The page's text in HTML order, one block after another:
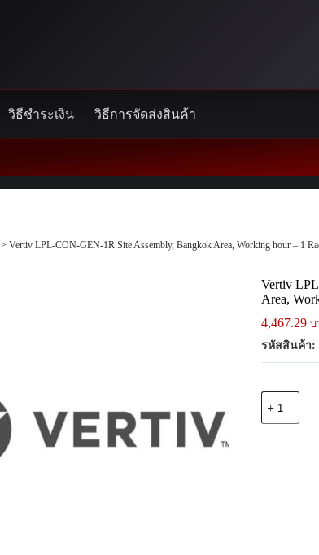
วิธีชำระเงิน วิธีการจัดส่งสินค้า
> Vertiv LPL-CON-GEN-1R Site Assembly, Bangkok Area, Working hour – 1
Vertiv
Area,
4,467.29 บ
รหัสสินค้า: